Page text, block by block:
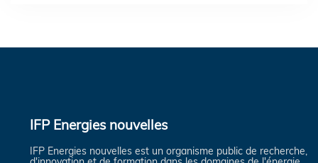
IFP Energies nouvelles
IFP Energies nouvelles est un organisme public de recherche,